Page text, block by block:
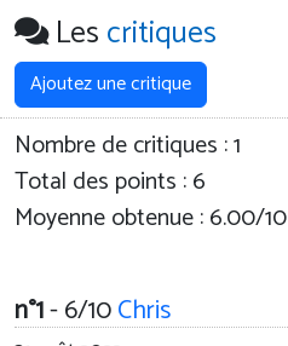
Lescritiques
Ajoutez une critique
Nombre de critiques :1
Total des points : 6
Moyenne obtenue :6.00/10
n°1- 6/10Chris